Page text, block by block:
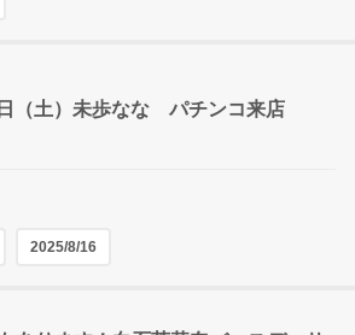
（土）未歩なな パチンコ来店
2025/8/16